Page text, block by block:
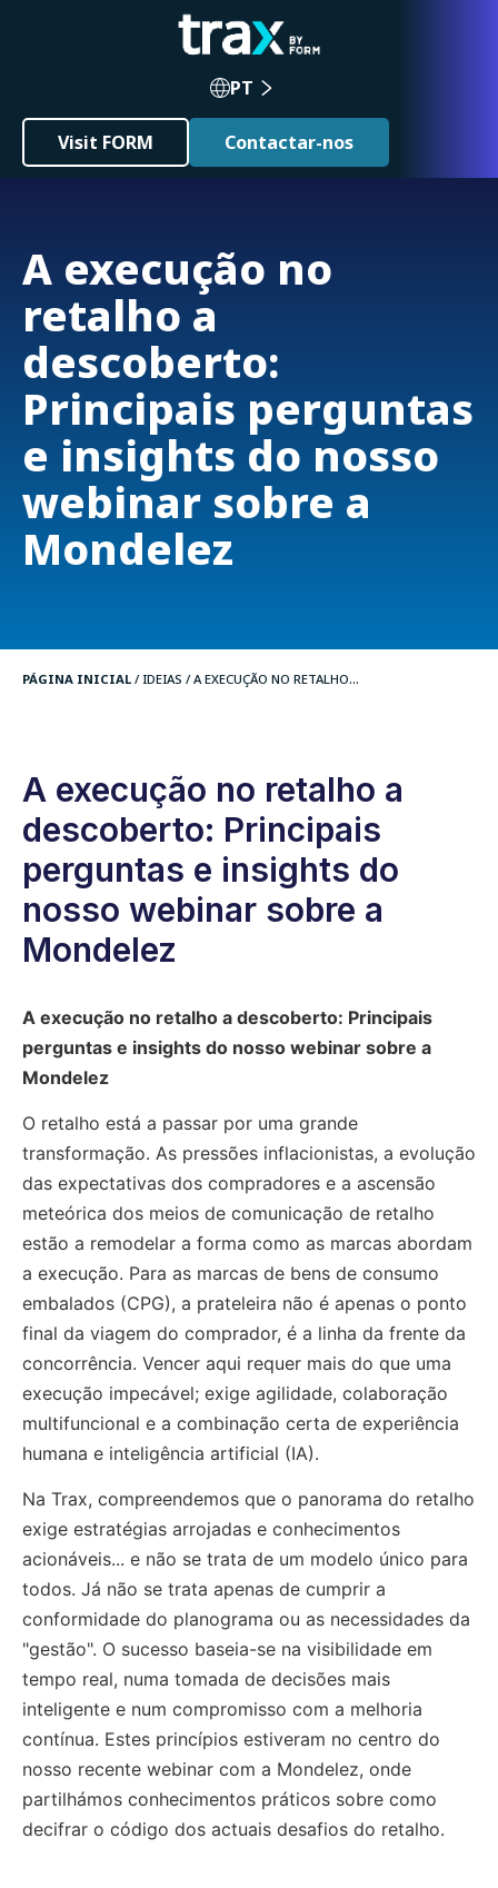
PT
Visit FORM Contactar-nos
A execução no
retalho a
descoberto:
Principais perguntas
e insights do nosso
webinar sobre a
Mondelez
PÁGINA INICIAL / IDEIAS / A EXECUÇÃO NO RETALHO...
A execução no retalho a
descoberto: Principais
perguntas e insights do
nosso webinar sobre a
Mondelez
A execução no retalho a descoberto: Principais
perguntas e insights do nosso webinar sobre a
Mondelez
O retalho está a passar por uma grande
transformação. As pressões inflacionistas, a evolução
das expectativas dos compradores e a ascensão
meteórica dos meios de comunicação de retalho
estão a remodelar a forma como as marcas abordam
a execução. Para as marcas de bens de consumo
embalados (CPG), a prateleira não é apenas o ponto
final da viagem do comprador, é a linha da frente da
concorrência. Vencer aqui requer mais do que uma
execução impecável; exige agilidade, colaboração
multifuncional e a combinação certa de experiência
humana e inteligência artificial (IA).
Na Trax, compreendemos que o panorama do retalho
exige estratégias arrojadas e conhecimentos
acionáveis... e não se trata de um modelo único para
todos. Já não se trata apenas de cumprir a
conformidade do planograma ou as necessidades da
"gestão". O sucesso baseia-se na visibilidade em
tempo real, numa tomada de decisões mais
inteligente e num compromisso com a melhoria
contínua. Estes princípios estiveram no centro do
nosso recente webinar com a Mondelez, onde
partilhámos conhecimentos práticos sobre como
decifrar o código dos actuais desafios do retalho.